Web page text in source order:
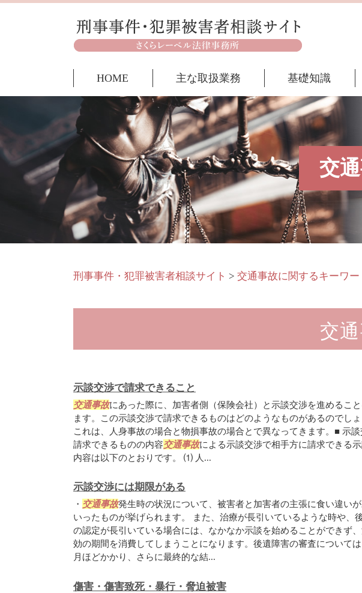
交
HOME 主な取扱業務 基礎知識
刑事事件・犯罪被害者相談サイト > 交通事故に関するキーワー
交
示談交渉で請求できること
交通事故にあった際に、加害者側（保険会社）と示談交渉を進めること
ます。この示談交渉で請求できるものはどのようなものがあるのでしょ
これは、人身事故の場合と物損事故の場合とで異なってきます。■ 示
請求できるものの内容交通事故による示談交渉で相手方に請求できる
内容は以下のとおりです。 ⑴ 人...
示談交渉には期限がある
・ 交通事故発生時の状況について、被害者と加害者の主張に食い違いが
いったものが挙げられます。 また、治療が長引いているような時や、
の認定が長引いている場合には、なかなか示談を始めることができず
効の期間を消費してしまうことになります。後遺障害の審査について
月ほどかかり、さらに最終的な結...
傷害・傷害致死・暴行・脅迫被害